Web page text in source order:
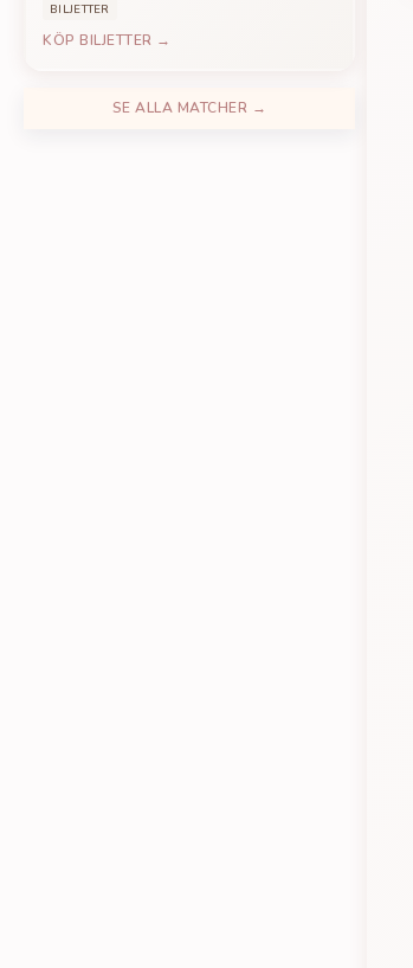
BILJETTER
KÖP BILJETTER →
SE ALLA MATCHER →